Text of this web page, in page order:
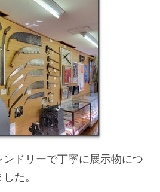
ドリーで丁寧に展示物につ
た。